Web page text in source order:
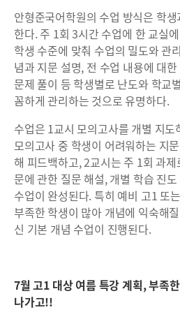
안형준국어학원의 수업 방식은 학
한다. 주 1회 3시간 수업에 한 교실
학생 수준에 맞춰 수업의 밀도와 관
념과 지문 설명, 전 수업 내용에 대
문제 풀이 등 학생별로 난도와 학교
꼼하게 관리하는 것으로 유명하다.
수업은 1교시 모의고사를 개별 지
모의고사 중 학생이 어려워하는 지
해 피드백하고, 2교시는 주 1회 과
문에 관한 질문 해설, 개별 학습 진
수업이 완성된다. 특히 예비 고1 또
부족한 학생이 많아 개념에 익숙해
신 기본 개념 수업이 진행된다.
7월 고1 대상 여름 특강 계획, 부족
나가고!!